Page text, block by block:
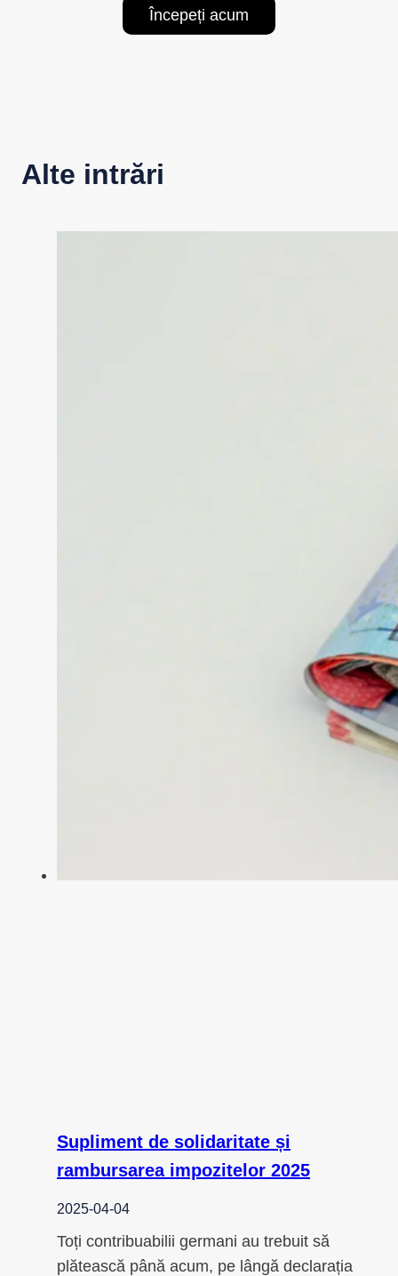
Începeți acum
Alte intrări
Supliment de solidaritate și
rambursarea impozitelor 2025
2025-04-04
Toți contribuabilii germani au trebuit să
plătească până acum, pe lângă declarația